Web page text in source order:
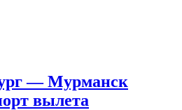
— Мурманск
вылета